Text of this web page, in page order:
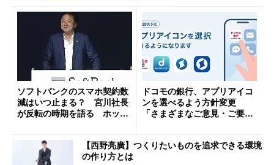
ソフトバンクのスマホ契約数
減はいつ止まる？ 宮川社長
が反転の時期を語る ホッピ
ドコモの銀行、アプリアイコ
ンを選べるよう方針変更
「さまざまなご意見・ご要望
【西野亮廣】つくりたいものを追求できる環境
の作り方とは